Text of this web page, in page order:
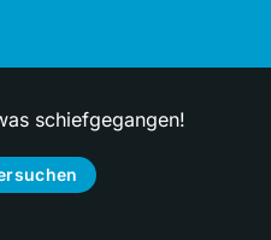
schiefgegangen!